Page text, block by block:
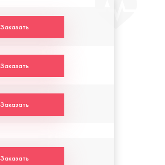
Заказать
Заказать
Заказать
Заказать